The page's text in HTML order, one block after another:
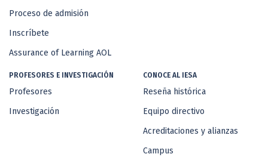
Proceso de admisión
Inscríbete
Assurance of Learning AOL
PROFESORES E INVESTIGACIÓN
Profesores
Investigación
CONOCE AL IESA
Reseña histórica
Equipo directivo
Acreditaciones y alianzas
Campus